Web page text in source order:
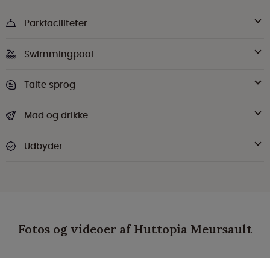
Parkfaciliteter
Swimmingpool
Talte sprog
Mad og drikke
Udbyder
Fotos og videoer af Huttopia Meursault